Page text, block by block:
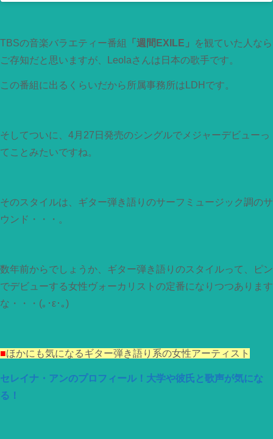
TBSの音楽バラエティー番組 「週間EXILE」
を観ていた人なら
ご存知だと思いますが、Leolaさんは日本の歌手です。
この番組に出るくらいだから所属事務所はLDHです。
そしてついに、4月27日発売のシングルでメジャーデビューっ
てことみたいですね。
そのスタイルは、ギター弾き語りのサーフミュージック調のサ
ウンド・・・。
数年前からでしょうか、ギター弾き語りのスタイルって、ピン
でデビューする女性ヴォーカリストの定番になりつつあります
な・・・(｡･ε･｡)
■ほかにも気になるギター弾き語り系の女性アーティスト
セレイナ・アンのプロフィール！大学や彼氏と歌声が気にな
る！